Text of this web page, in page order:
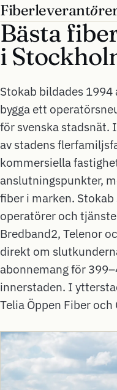
Fiberleverantö
Bästa
i
Stokab bildades
bygga ett
för svenska stadsnät.
av stadens
kommersiella
anslutningspunkter,
fiber i marken.
operatörer och
Bredband2, Telenor
direkt om
abonnemang för
innerstaden. I
Telia Öppen Fiber